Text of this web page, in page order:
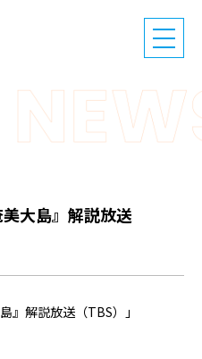
美大島』解説放送
』解説放送（TBS）」